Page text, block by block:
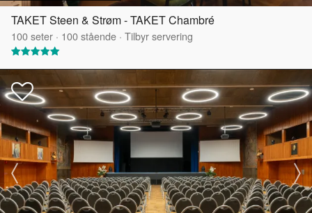
TAKET Steen & Strøm - TAKET Chambré
100seter · 100stående · Tilbyr servering